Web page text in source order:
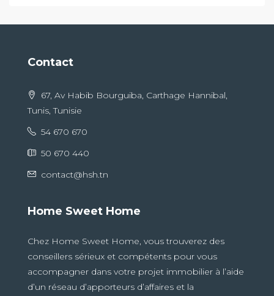
Contact
67, Av Habib Bourguiba, Carthage Hannibal,
Tunis, Tunisie
54 670 670
50 670 440
contact@hsh.tn
Home Sweet Home
Chez Home Sweet Home, vous trouverez des
conseillers sérieux et compétents pour vous
accompagner dans votre projet immobilier à l’aide
d’un réseau d’apporteurs d’affaires et la